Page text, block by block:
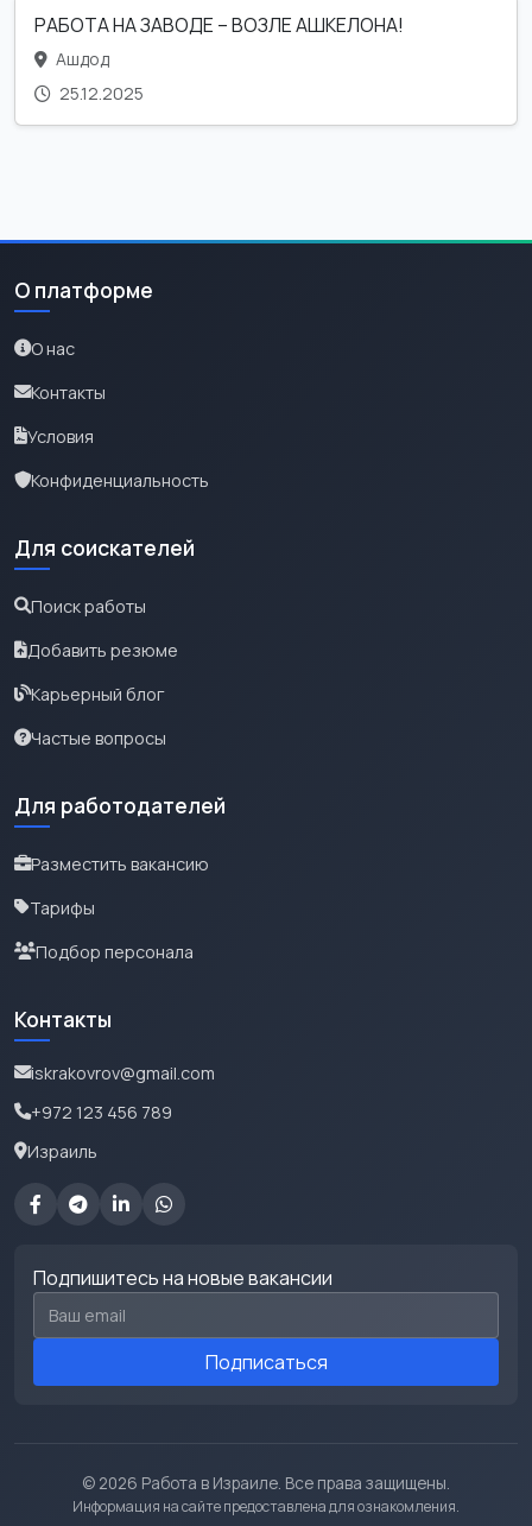
РАБОТА НА ЗАВОДЕ – ВОЗЛЕ АШКЕЛОНА!
Ашдод
25.12.2025
О платформе
О нас
Контакты
Условия
Конфиденциальность
Для соискателей
Поиск работы
Добавить резюме
Карьерный блог
Частые вопросы
Для работодателей
Разместить вакансию
Тарифы
Подбор персонала
Контакты
iskrakovrov@gmail.com
+972 123 456 789
Израиль
Подпишитесь на новые вакансии
Email для подписки
Подписаться
© 2026 Работа в Израиле. Все права защищены.
Информация на сайте предоставлена для ознакомления.